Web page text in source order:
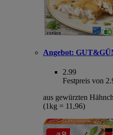
Angebot:
2.99
Festpreis von
aus gewürzten
(1kg = 11,96)